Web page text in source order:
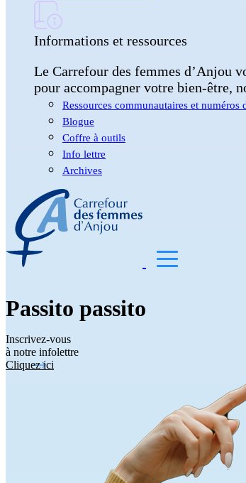
Informations et ressources
Le Carrefour des femmes d’Anjou
pour accompagner votre bien-être,
Ressources communautaires et numéros
Blogue
Coffre à outils
Info lettre
Archives
Passito passito
Inscrivez-vous
à notre infolettre
Cliquez ici